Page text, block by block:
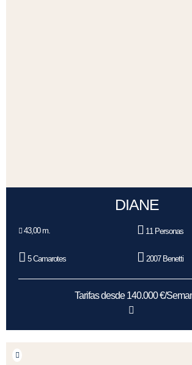
DIANE
43,00 m. 11 Personas
5 Camarotes 2007 Benetti
Tarifas desde 140.000 €/